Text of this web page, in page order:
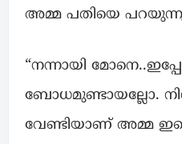
അമ്മ പതിയെ
“നന്നായി
ബോധമുണ്ടായല്ലോ.
വേണ്ടിയാണ് അമ്മ